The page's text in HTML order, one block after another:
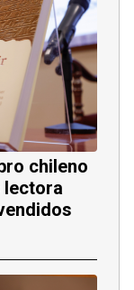
chileno
lectora